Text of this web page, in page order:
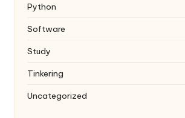
Python
Software
Study
Tinkering
Uncategorized